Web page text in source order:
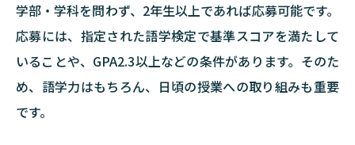
学部・学科を問わず、2年生以上であれば応募可能です。
応募には、指定された語学検定で基準スコアを満たして
いることや、GPA2.3以上などの条件があります。そのた
め、語学力はもちろん、日頃の授業への取り組みも重要
です。